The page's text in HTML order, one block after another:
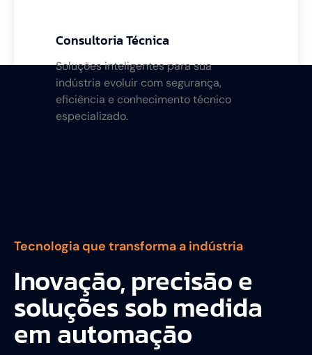
Consultoria Técnica
Soluções inteligentes para sua
indústria evoluir com segurança,
eficiência e conhecimento técnico
especializado.
Tecnologia que transforma a indústria
Inovação, precisão e
soluções sob medida
em automação